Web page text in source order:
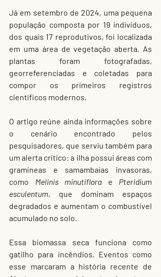
Já em setembro de 2024, uma pequena
população composta por 19 indivíduos,
dos quais 17 reprodutivos, foi localizada
em uma área de vegetação aberta. As
plantas foram fotografadas,
georreferenciadas e coletadas para
compor os primeiros registros
científicos modernos.
O artigo reúne ainda informações sobre
o cenário encontrado pelos
pesquisadores, que serviu também para
um alerta crítico: a ilha possui áreas com
gramíneas e samambaias invasoras,
como Melinis minutiflora e Pteridium
esculentum, que dominam espaços
degradados e aumentam o combustível
acumulado no solo.
Essa biomassa seca funciona como
gatilho para incêndios. Eventos como
esse marcaram a história recente de